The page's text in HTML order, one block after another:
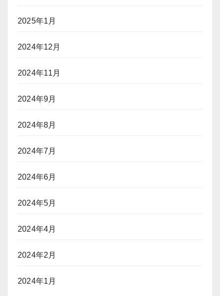
2025年1月
2024年12月
2024年11月
2024年9月
2024年8月
2024年7月
2024年6月
2024年5月
2024年4月
2024年2月
2024年1月